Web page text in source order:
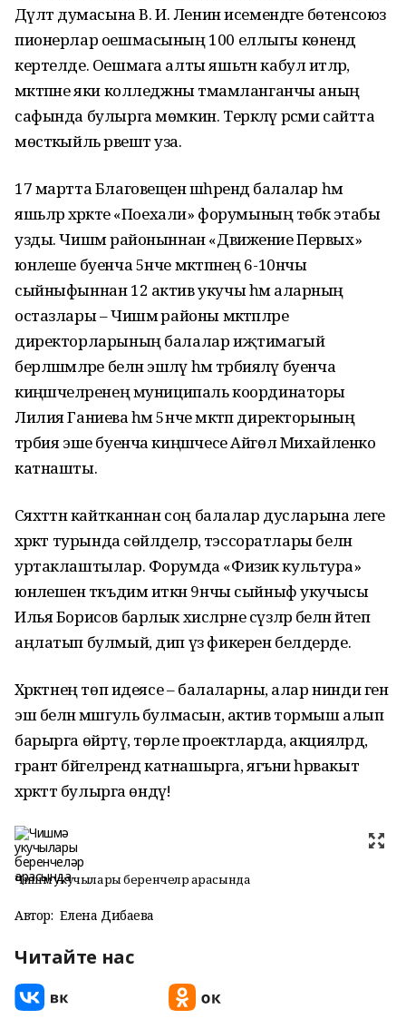
Дәүләт думасына В. И. Ленин исемендәге бөтенсоюз
пионерлар оешмасының 100 еллыгы көнендә
кертелде. Оешмага алты яшьтән кабул итәләр,
мәктәпне яки колледжны тәмамланганчы аның
сафында булырга мөмкин. Теркәлү рәсми сайтта
мөстәкыйль рәвештә уза.
17 мартта Благовещен шәһәрендә балалар һәм
яшьләр хәрәкәте «Поехали» форумының төбәк этабы
узды. Чишмә районыннан «Движение Первых»
юнәлеше буенча 5нче мәктәпнең 6-10нчы
сыйныфыннан 12 актив укучы һәм аларның
остазлары – Чишмә районы мәктәпләре
директорларының балалар иҗтимагый
берләшмәләре белән эшләү һәм тәрбияләү буенча
киңәшчеләренең муниципаль координаторы
Лилия Ганиева һәм 5нче мәктәп директорының
тәрбия эше буенча киңәшчесе Айгөл Михайленко
катнашты.
Сәяхәттән кайтканнан соң балалар дусларына әлеге
хәрәкәт турында сөйләделәр, тәэссоратлары белән
уртаклаштылар. Форумда «Физик культура»
юнәлешен тәкъдим иткән 9нчы сыйныф укучысы
Илья Борисов барлык хисләрне сүзләр белән әйтеп
аңлатып булмый, дип үз фикерен белдерде.
Хәрәкәтнең төп идеясе – балаларны, алар нинди генә
эш белән мәшгуль булмасын, актив тормыш алып
барырга өйрәтү, төрле проектларда, акцияләрдә,
грант бәйгеләрендә катнашырга, ягъни һәрвакыт
хәрәкәттә булырга өндәү!
Чишмә укучылары беренчеләр арасында
Автор: Елена Дибаева
Читайте нас